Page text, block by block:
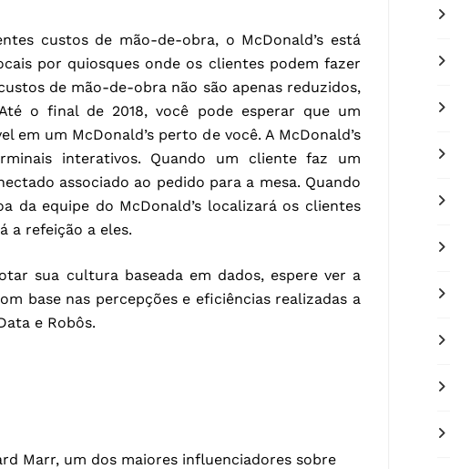
custos de mão-de-obra, o McDonald’s está
por quiosques onde os clientes podem fazer
de mão-de-obra não são apenas reduzidos,
o final de 2018, você pode esperar que um
em um McDonald’s perto de você. A McDonald’s
interativos. Quando um cliente faz um
associado ao pedido para a mesa. Quando
da equipe do McDonald’s localizará os clientes
a refeição a eles.
sua cultura baseada em dados, espere ver a
base nas percepções e eficiências realizadas a
e Robôs.
Marr, um dos maiores influenciadores sobre